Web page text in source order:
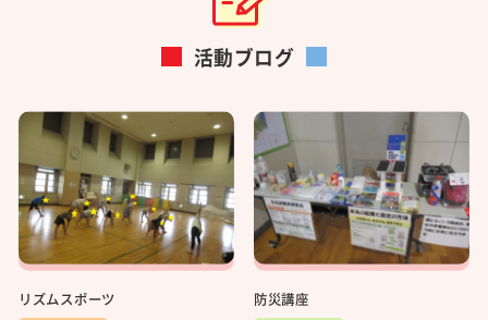
活動ブログ
リズムスポーツ 防災講座